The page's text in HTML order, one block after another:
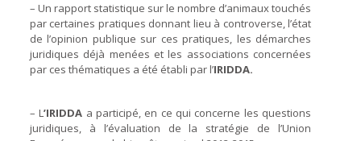
– Un rapport statistique sur le nombre d’animaux touchés
par certaines pratiques donnant lieu à controverse, l’état
de l’opinion publique sur ces pratiques, les démarches
juridiques déjà menées et les associations concernées
par ces thématiques a été établi par l’IRIDDA.
– L’IRIDDA a participé, en ce qui concerne les questions
juridiques, à l’évaluation de la stratégie de l’Union